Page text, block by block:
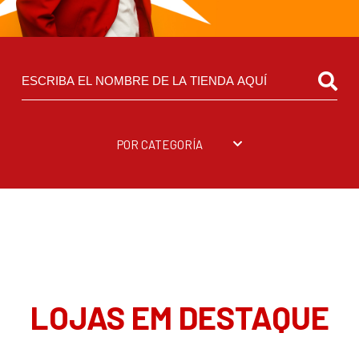
POR CATEGORÍA
LOJAS EM DESTAQUE